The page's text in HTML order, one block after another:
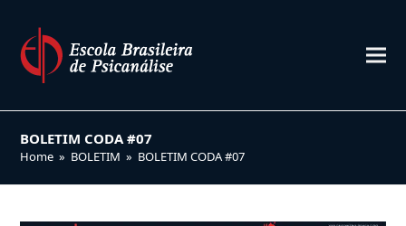
BOLETIM CODA #07
Home » BOLETIM » BOLETIM CODA #07